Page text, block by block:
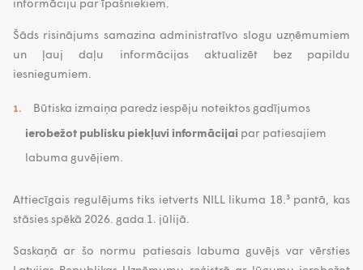
informāciju par īpašniekiem.
Šāds risinājums samazina administratīvo slogu uzņēmumiem
un ļauj daļu informācijas aktualizēt bez papildu
iesniegumiem.
Būtiska izmaiņa paredz iespēju noteiktos gadījumos
ierobežot publisku piekļuvi informācijai par patiesajiem
labuma guvējiem.
Attiecīgais regulējums tiks ietverts NILL likuma 18.³ pantā, kas
stāsies spēkā 2026. gada 1. jūlijā.
Saskaņā ar šo normu patiesais labuma guvējs var vērsties